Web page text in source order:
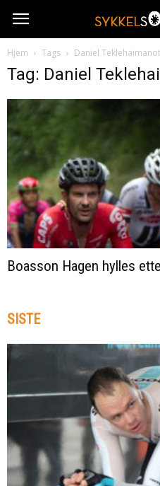
Hjem Tags Daniel Teklehaimanot
Tag: Daniel
Boasson Hagen hylles
SISTE